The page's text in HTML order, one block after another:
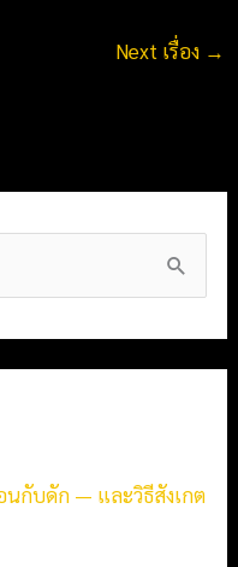
Next เรื่อง →
กับดัก — และวิธีสังเกต